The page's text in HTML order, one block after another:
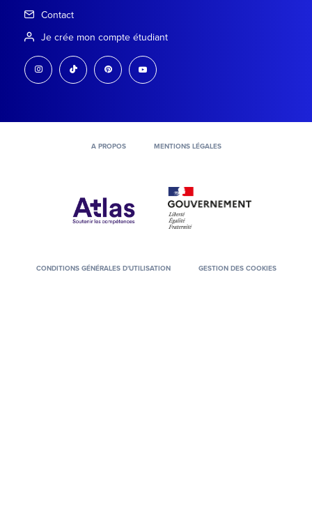
Contact
Je crée mon compte étudiant
instagram tiktok pinterest youtube
A PROPOS MENTIONS LÉGALES
CONDITIONS GÉNÉRALES D'UTILISATION GESTION DES COOKIES